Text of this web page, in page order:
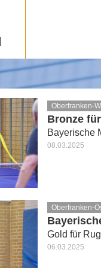
Oberfranken-
Bronze
Bayerische
08.03.2025
Oberfranken-
Gold für
06.03.2025